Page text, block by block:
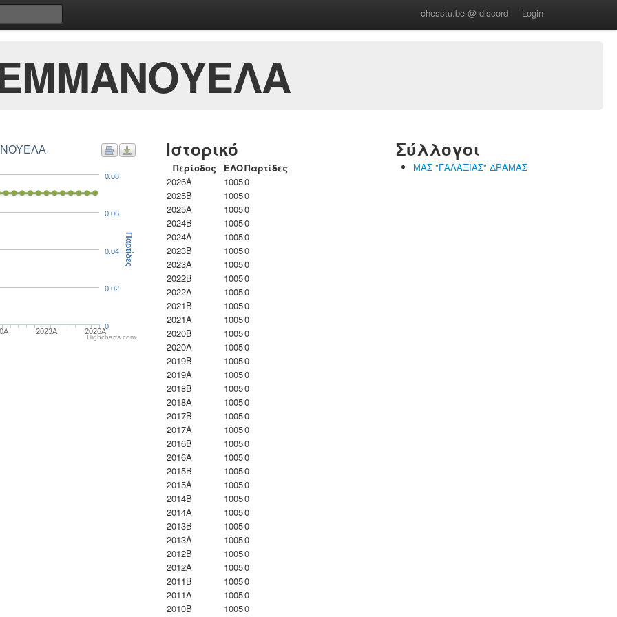
chesstu.be @ discord Login
2023Α 2026A
0
0.02
0.04
0.06
0.08
Παρτίδες
Highcharts.com
Ιστορικό
Περίοδος ΕΛΟΠαρτίδες
2026A
10050
2025B
10050
2025A
10050
2024B
10050
2024A
10050
2023B
10050
2023Α
10050
2022B
10050
2022A
10050
2021B
10050
2021A
10050
2020B
10050
2020A
10050
2019B
10050
2019A
10050
2018B
10050
2018A
10050
2017B
10050
2017A
10050
2016B
10050
2016A
10050
2015B
10050
2015A
10050
2014B
10050
2014A
10050
2013B
10050
2013A
10050
2012B
10050
2012A
10050
2011B
10050
2011A
10050
2010B
10050
Σύλλογοι
ΜΑΣ "ΓΑΛΑΞΙΑΣ" ΔΡΑΜΑΣ